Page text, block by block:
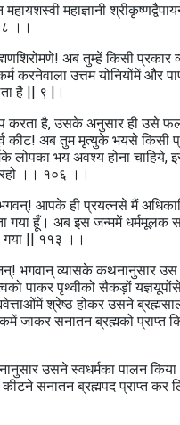
महाज्ञानी
।।
अब तुम्हें किसी प्रकार
करनेवाला उत्तम योनियोंमें और
है || ९ |।
करता है, उसके अनुसार ही उसे
कीट! अब तुम मृत्युके भयसे किसी
लोपका भय अवश्य होना चाहिये,
।। १०६ ।।
आपके ही प्रयत्नसे मैं
गया हूँ। अब इस जन्ममें धर्ममूलक
गया || ११३ ।।
भगवान्‌ व्यासके कथनानुसार उस
पाकर पृथ्वीको सैकड़ों
श्रेष्ठ होकर उसने
जाकर सनातन ब्रह्मको प्राप्त
उसने स्वधर्मका पालन
सनातन ब्रह्मपद प्राप्त कर